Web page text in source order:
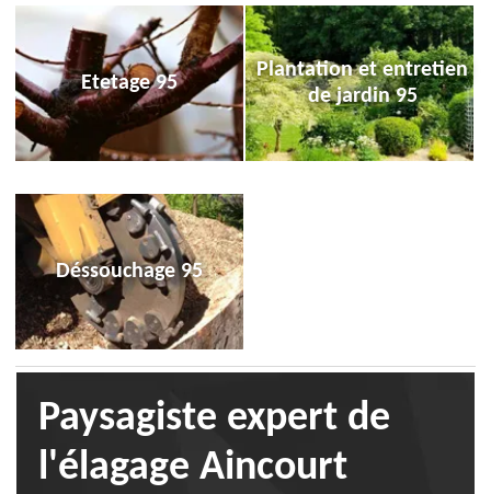
Etetage 95
Plantation et entretien
de jardin 95
Déssouchage 95
Paysagiste expert de
l'élagage Aincourt